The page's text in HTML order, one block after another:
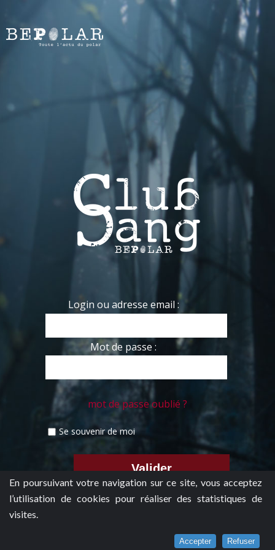
En poursuivant votre navigation sur ce site, vous acceptez
l’utilisation de cookies pour réaliser des statistiques de
visites.
Accepter Refuser
Login ou adresse email :
Mot de passe :
mot de passe oublié ?
Se souvenir de moi